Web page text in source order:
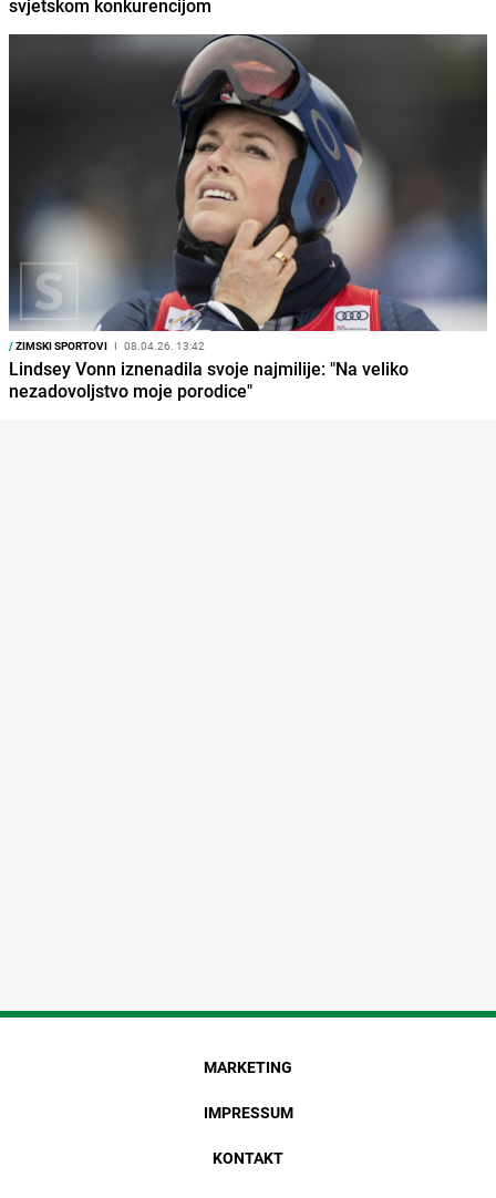
svjetskom konkurencijom
/ZIMSKI SPORTOVI I 08.04.26. 13:42
Lindsey Vonn iznenadila svoje najmilije: "Na veliko
nezadovoljstvo moje porodice"
MARKETING
IMPRESSUM
KONTAKT